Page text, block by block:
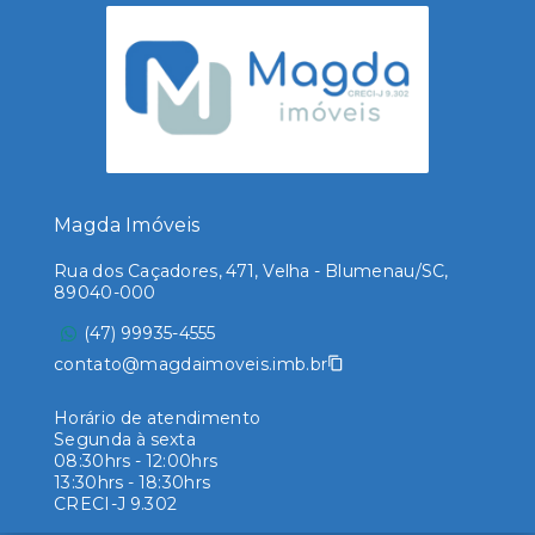
Magda Imóveis
Rua dos Caçadores, 471, Velha - Blumenau/SC,
89040-000
(47) 99935-4555
contato@magdaimoveis.imb.br
Horário de atendimento
Segunda à sexta
08:30hrs - 12:00hrs
13:30hrs - 18:30hrs
CRECI-J 9.302